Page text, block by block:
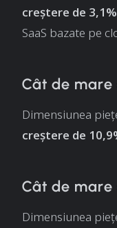
creștere de 3,1%
SaaS bazate pe
Cât de mare
Dimensiunea
creștere de
Cât de mare
Dimensiunea